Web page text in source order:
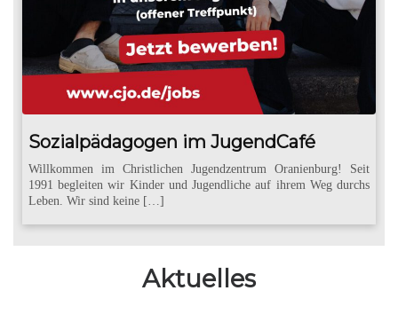
Sozialpädagogen im JugendCafé
Willkommen im Christlichen Jugendzentrum Oranienburg! Seit
1991 begleiten wir Kinder und Jugendliche auf ihrem Weg durchs
Leben. Wir sind keine […]
Aktuelles